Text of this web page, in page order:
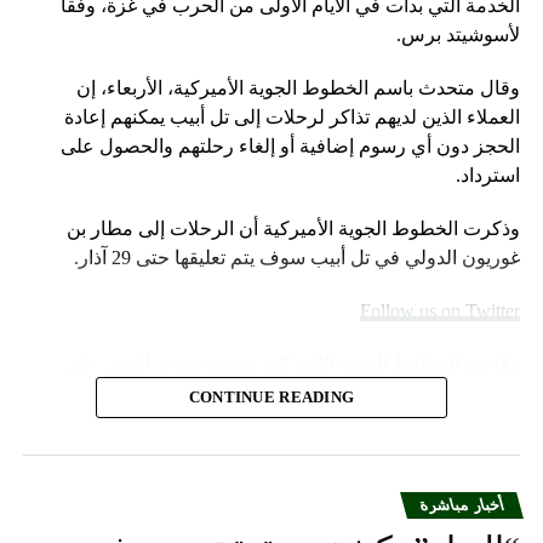
كما أعلنت المقاومة انه “دعماً لشعبنا الفلسطيني الصامد في
قطاع غزة وتأييداً لمقاومته الباسلة والشريفة، وإلحاقاً ‏ببيانها
السابق عن الهجوم الصاروخي على موقع المطلة (عند الساعة
الثالثة والربع من ‏عصر يوم الخميس الواقع في 9-11-2023)، تؤكد
المقاومة الإسلامية إصابة دباباتي ‏ميركافا وسقوط طاقمهما بين
RELATED TOPICS:
تُغطّوا “حماس” عربياً
الخدمة التي بدأت في الأيام الأولى من الحرب في غزة، وفقا
لأسوشيتد برس.
وقال متحدث باسم الخطوط الجوية الأميركية، الأربعاء، إن
العملاء الذين لديهم تذاكر لرحلات إلى تل أبيب يمكنهم إعادة
الحجز دون أي رسوم إضافية أو إلغاء رحلتهم والحصول على
استرداد.
وذكرت الخطوط الجوية الأميركية أن الرحلات إلى مطار بن
غوريون الدولي في تل أبيب سوف يتم تعليقها حتى 29 آذار.
Follow us on Twitter
موقعها الإلكتروني خلال عطلة نهاية الأسبوع.
والمدن الأوروبية التي تقدم خدماتها إلى الولايات المتحدة”.
CONTINUE READING
أخبار مباشرة